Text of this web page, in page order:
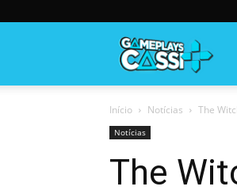
Início Notícias The
Notícias
The